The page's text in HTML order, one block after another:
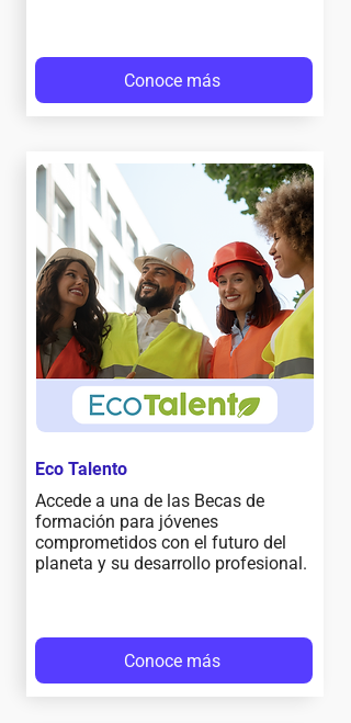
Conoce más
Eco Talento
Accede a una de las Becas de
formación para jóvenes
comprometidos con el futuro del
planeta y su desarrollo profesional.
Conoce más